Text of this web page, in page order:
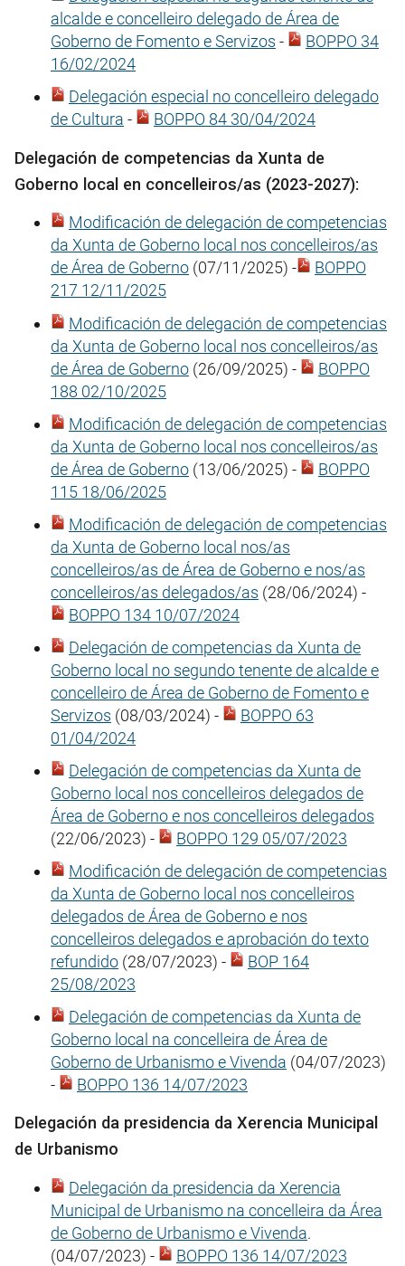
alcalde e concelleiro delegado de Área de
Goberno de Fomento e Servizos -
BOPPO 34
16/02/2024
Delegación especial no concelleiro delegado
de Cultura - BOPPO 84 30/04/2024
Delegación de competencias da Xunta de
Goberno local en concelleiros/as (2023-2027):
Modificación de delegación de competencias
da Xunta de Goberno local nos concelleiros/as
de Área de Goberno (07/11/2025) -
BOPPO
217 12/11/2025
Modificación de delegación de competencias
da Xunta de Goberno local nos concelleiros/as
de Área de Goberno (26/09/2025) -
BOPPO
188 02/10/2025
Modificación de delegación de competencias
da Xunta de Goberno local nos concelleiros/as
de Área de Goberno (13/06/2025) -
BOPPO
115 18/06/2025
Modificación de delegación de competencias
da Xunta de Goberno local nos/as
concelleiros/as de Área de Goberno e nos/as
concelleiros/as delegados/as (28/06/2024) -
BOPPO 134 10/07/2024
Delegación de competencias da Xunta de
Goberno local no segundo tenente de alcalde e
concelleiro de Área de Goberno de Fomento e
Servizos (08/03/2024) -
BOPPO 63
01/04/2024
Delegación de competencias da Xunta de
Goberno local nos concelleiros delegados de
Área de Goberno e nos concelleiros delegados
(22/06/2023) -
BOPPO 129 05/07/2023
Modificación de delegación de competencias
da Xunta de Goberno local nos concelleiros
delegados de Área de Goberno e nos
concelleiros delegados e aprobación do texto
refundido (28/07/2023) -
BOP 164
25/08/2023
Delegación de competencias da Xunta de
Goberno local na concelleira de Área de
Goberno de Urbanismo e Vivenda (04/07/2023)
-
BOPPO 136 14/07/2023
Delegación da presidencia da Xerencia Municipal
de Urbanismo
Delegación da presidencia da Xerencia
Municipal de Urbanismo na concelleira da Área
de Goberno de Urbanismo e Vivenda.
(04/07/2023) -
BOPPO 136 14/07/2023